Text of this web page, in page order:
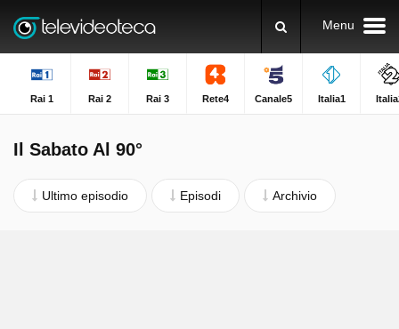
Menu
Rai 1 Rai 2 Rai 3 Rete4 Canale5 Italia1
Il Sabato Al 90°
Ultimo episodio Episodi Archivio